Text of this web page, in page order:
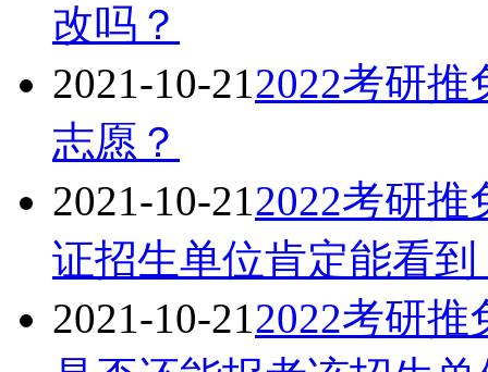
改吗？
2021-10-212022考研
志愿？
2021-10-212022考研
证招生单位肯定能看到
2021-10-212022考研